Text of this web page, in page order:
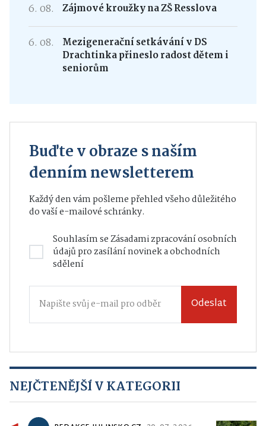
6. 08. Zájmové kroužky na ZŠ Resslova
6. 08.
Mezigenerační setkávání v DS
Drachtinka přineslo radost dětem i
seniorům
Buďte v obraze s naším
denním newsletterem
Každý den vám pošleme přehled všeho důležitého
do vaší e-mailové schránky.
Souhlasím seZásadami zpracování osobních
údajůpro zasílání novinek a obchodních
sdělení
Odeslat
NEJČTENĚJŠÍ V KATEGORII